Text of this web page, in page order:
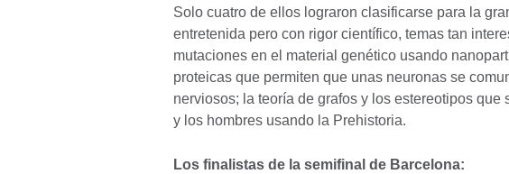
Solo cuatro de ellos lograron clasificarse para la
entretenida pero con rigor científico, temas tan
mutaciones en el material genético usando
proteicas que permiten que unas neuronas se
nerviosos; la teoría de grafos y los estereotipos
y los hombres usando la Prehistoria.
Los finalistas de la semifinal de Barcelona: